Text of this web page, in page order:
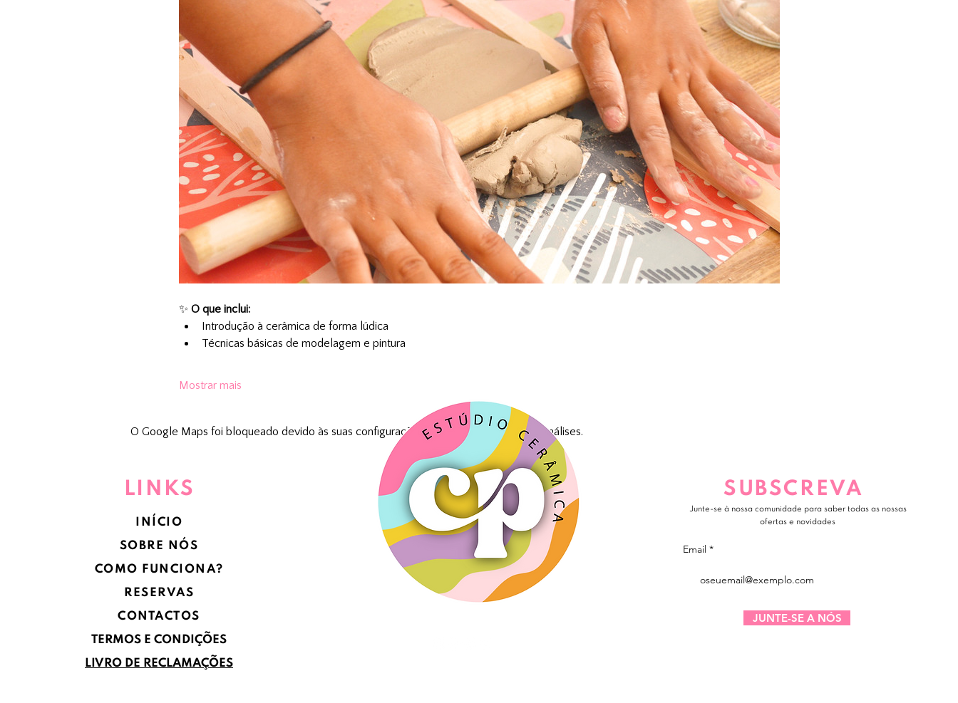
✨ O que inclui:
Introdução à cerâmica de forma lúdica
Técnicas básicas de modelagem e pintura
Mostrar mais
O Google Maps foi bloqueado devido às suas configurações de cookies funcionais e análises.
LINKS
INÍCIO
SOBRE NÓS
COMO FUNCIONA?
RESERVAS
CONTACTOS
TERMOS E CONDIÇÕES
LIVRO DE RECLAMAÇÕES
SUBSCREVA
Junte-se à nossa comunidade para saber todas as nossas
ofertas e novidades
Email
JUNTE-SE A NÓS